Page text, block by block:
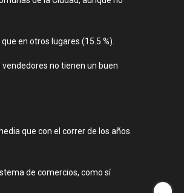
en otros lugares (15.5 %).
no tienen un buen
que con el correr de los años
de comercios, como sí